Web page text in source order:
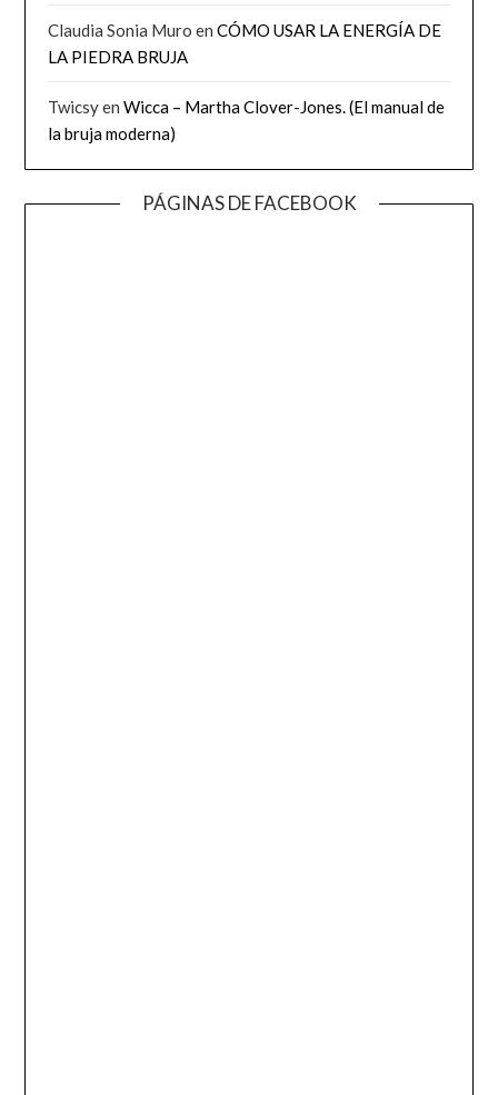
Claudia Sonia Muro enCÓMO USAR LA ENERGÍA DE
LA PIEDRA BRUJA
TwicsyenWicca – Martha Clover-Jones. (El manual de
la bruja moderna)
PÁGINAS DE FACEBOOK